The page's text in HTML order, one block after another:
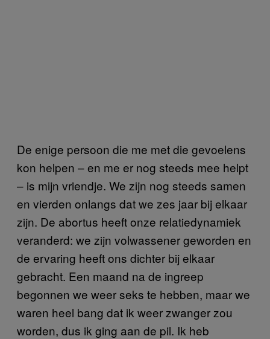
De enige persoon die me met die gevoelens
kon helpen – en me er nog steeds mee helpt
– is mijn vriendje. We zijn nog steeds samen
en vierden onlangs dat we zes jaar bij elkaar
zijn. De abortus heeft onze relatiedynamiek
veranderd: we zijn volwassener geworden en
de ervaring heeft ons dichter bij elkaar
gebracht. Een maand na de ingreep
begonnen we weer seks te hebben, maar we
waren heel bang dat ik weer zwanger zou
worden, dus ik ging aan de pil. Ik heb